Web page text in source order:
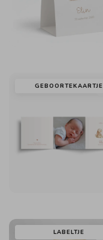
GEBOORTEKAARTJE
LABELTJE